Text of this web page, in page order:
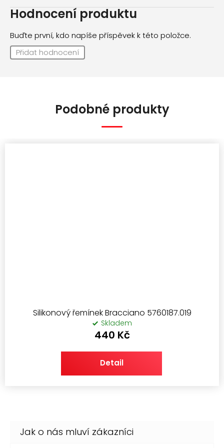
Hodnocení produktu
Buďte první, kdo napíše příspěvek k této položce.
Přidat hodnocení
Podobné produkty
Silikonový řemínek Bracciano 5760187.019
Skladem
440 Kč
Detail